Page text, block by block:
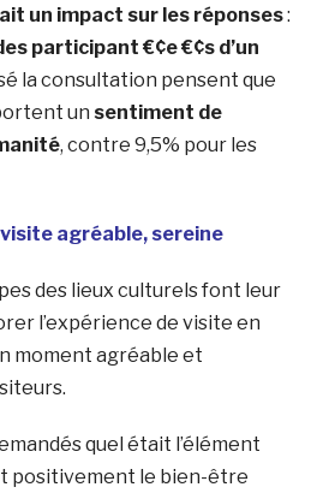
un impact sur les réponses:
participant €¢e €¢s d’un
la consultation pensent que
un sentiment de
, contre 9,5% pour les
visite agréable, sereine
des lieux culturels font leur
l’expérience de visite en
moment agréable et
quel était l’élément
positivement le bien-être